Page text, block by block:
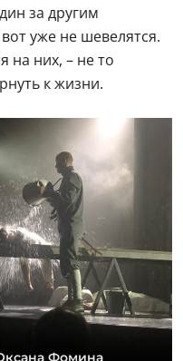
за другим
уже не шевелятся.
них, – не то
к жизни.
Фомина